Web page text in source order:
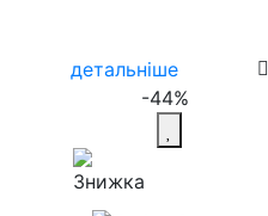
детальніше
-44%